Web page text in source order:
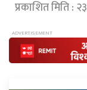
प्रकाशित मिति :